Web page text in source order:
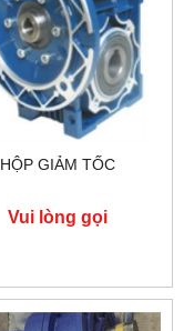
HỘP GIẢM TỐC
Vui lòng gọi